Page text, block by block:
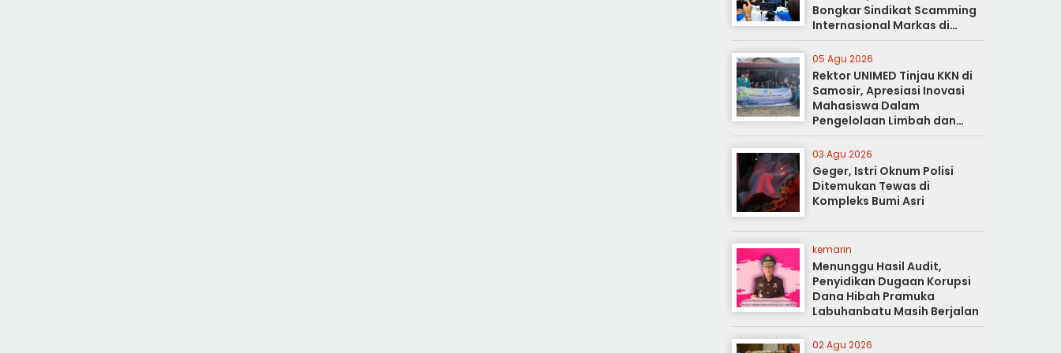
Bongkar Sindikat Scamming
Internasional Markas di
Apartemen Podomoro
05 Agu 2026
Rektor UNIMED Tinjau KKN di
Samosir, Apresiasi Inovasi
Mahasiswa Dalam
Pengelolaan Limbah dan
Pertanian Ramah Lingkungan
03 Agu 2026
Geger, Istri Oknum Polisi
Ditemukan Tewas di
Kompleks Bumi Asri
kemarin
Menunggu Hasil Audit,
Penyidikan Dugaan Korupsi
Dana Hibah Pramuka
Labuhanbatu Masih Berjalan
02 Agu 2026